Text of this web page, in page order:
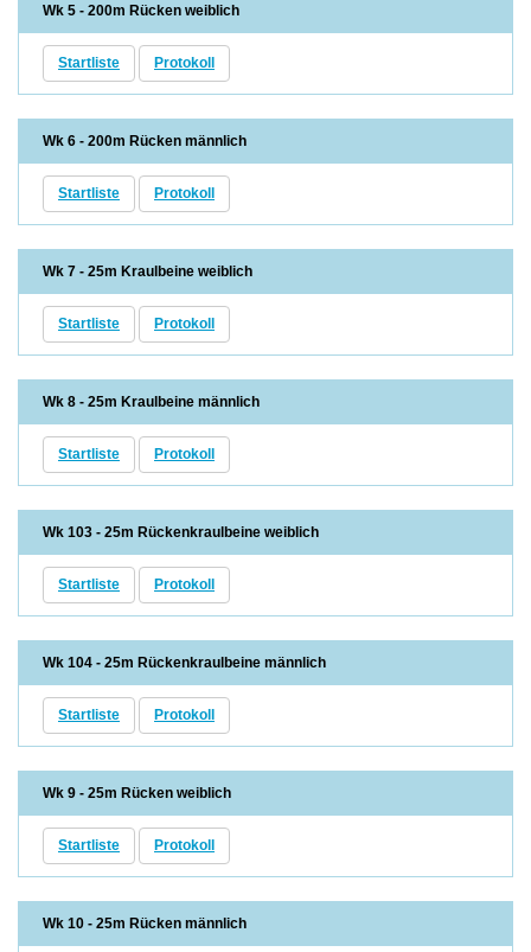
Wk 5 - 200m Rücken weiblich
Startliste Protokoll
Wk 6 - 200m Rücken männlich
Startliste Protokoll
Wk 7 - 25m Kraulbeine weiblich
Startliste Protokoll
Wk 8 - 25m Kraulbeine männlich
Startliste Protokoll
Wk 103 - 25m Rückenkraulbeine weiblich
Startliste Protokoll
Wk 104 - 25m Rückenkraulbeine männlich
Startliste Protokoll
Wk 9 - 25m Rücken weiblich
Startliste Protokoll
Wk 10 - 25m Rücken männlich